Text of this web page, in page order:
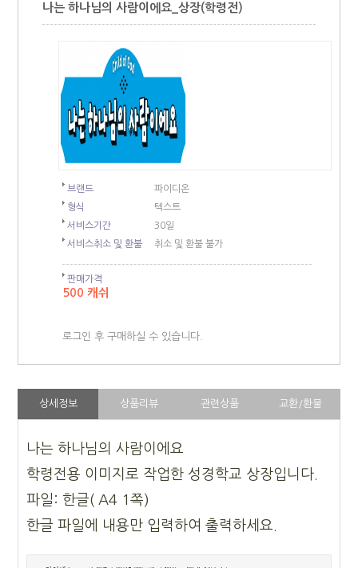
나는 하나님의 사람이에요_상장(학령전)
브랜드
파이디온
형식
텍스트
서비스기간
30일
서비스취소 및 환불
취소 및 환불 불가
판매가격
500 캐쉬
로그인 후 구매하실 수 있습니다.
상세정보 상품리뷰 관련상품 교환/환불
나는 하나님의 사람이에요
학령전용 이미지로 작업한 성경학교 상장입니다.
파일: 한글( A4 1쪽)
한글 파일에 내용만 입력하여 출력하세요.